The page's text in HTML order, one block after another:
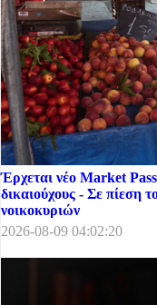
Έρχεται νέο Market
δικαιούχους - Σε πίεση
νοικοκυριών
2026-08-09 04:02:20